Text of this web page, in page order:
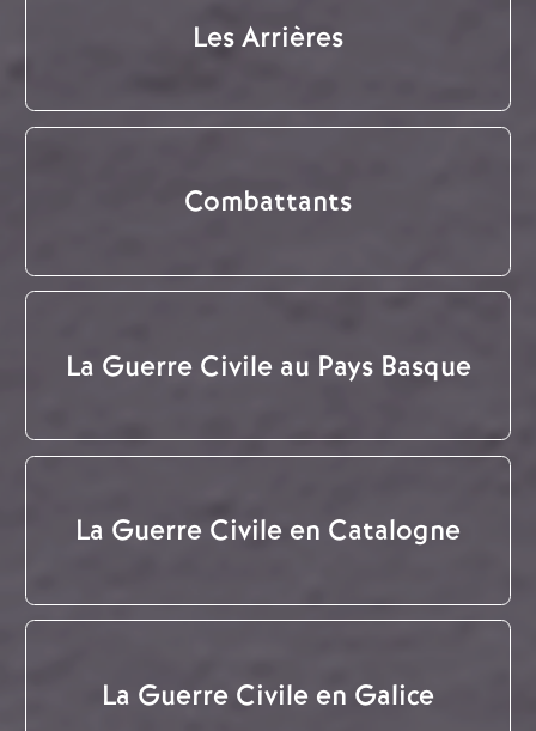
Les Arrières
Combattants
La Guerre Civile au Pays Basque
La Guerre Civile en Catalogne
La Guerre Civile en Galice